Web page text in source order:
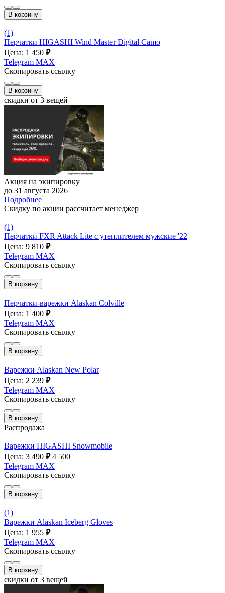
В корзину
(1)
Перчатки HIGASHI Wind Master Digital Camo
Цена: 1 450 ₽
Telegram MAX
Скопировать ссылку
В корзину
скидки от 3 вещей
Акция на экипировку
до 31 августа 2026
Подробнее
Скидку по акции рассчитает менеджер
(1)
Перчатки FXR Attack Lite с утеплителем мужские '22
Цена: 9 810 ₽
Telegram MAX
Скопировать ссылку
В корзину
Перчатки-варежки Alaskan Colville
Цена: 1 400 ₽
Telegram MAX
Скопировать ссылку
В корзину
Варежки Alaskan New Polar
Цена: 2 239 ₽
Telegram MAX
Скопировать ссылку
В корзину
Распродажа
Варежки HIGASHI Snowmobile
Цена: 3 490 ₽ 4 500
Telegram MAX
Скопировать ссылку
В корзину
(1)
Варежки Alaskan Iceberg Gloves
Цена: 1 955 ₽
Telegram MAX
Скопировать ссылку
В корзину
скидки от 3 вещей